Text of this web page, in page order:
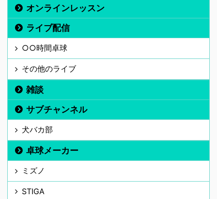
オンラインレッスン
ライブ配信
○○時間卓球
その他のライブ
雑談
サブチャンネル
犬バカ部
卓球メーカー
ミズノ
STIGA